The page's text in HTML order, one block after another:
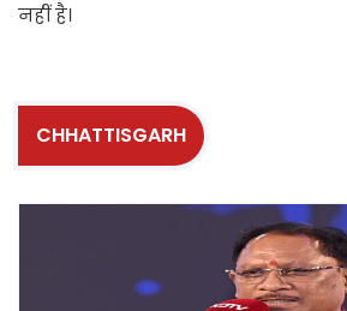
नहीं है।
CHHATTISGARH